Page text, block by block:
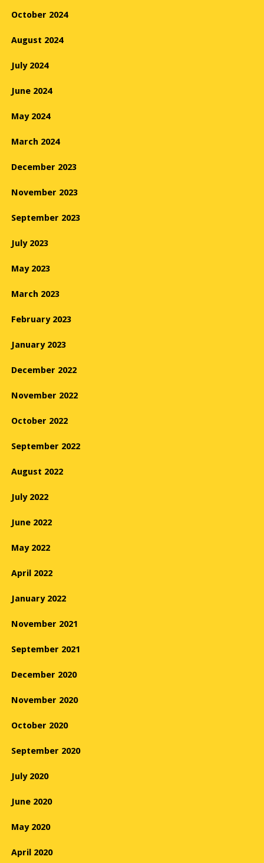
October 2024
August 2024
July 2024
June 2024
May 2024
March 2024
December 2023
November 2023
September 2023
July 2023
May 2023
March 2023
February 2023
January 2023
December 2022
November 2022
October 2022
September 2022
August 2022
July 2022
June 2022
May 2022
April 2022
January 2022
November 2021
September 2021
December 2020
November 2020
October 2020
September 2020
July 2020
June 2020
May 2020
April 2020